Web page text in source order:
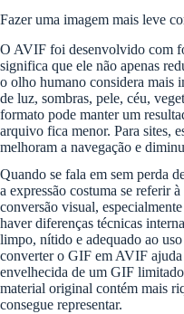
Fazer uma imagem mais leve
O AVIF foi desenvolvido com
significa que ele não apenas
o olho humano considera mais
de luz, sombras, pele, céu,
formato pode manter um
arquivo fica menor. Para sites,
melhoram a navegação e
Quando se fala em sem perda
a expressão costuma se referir
conversão visual,
haver diferenças técnicas
limpo, nítido e adequado ao
converter o GIF em AVIF ajuda
envelhecida de um GIF
material original contém mais
consegue representar.